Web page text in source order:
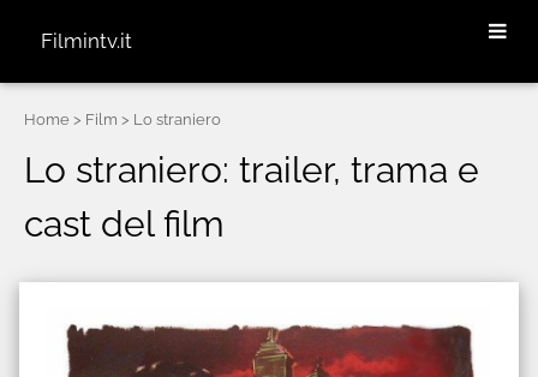
Filmintv.it
Home > Film > Lo straniero
Lo straniero: trailer, trama e
cast del film